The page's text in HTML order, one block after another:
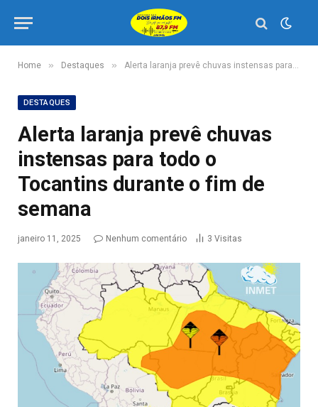
Home » Destaques » Alerta laranja prevê chuvas instensas para todo o Tocantins durante o fim de semana
DESTAQUES
Alerta laranja prevê chuvas
instensas para todo o
Tocantins durante o fim de
semana
janeiro 11, 2025 Nenhum comentário 3 Visitas